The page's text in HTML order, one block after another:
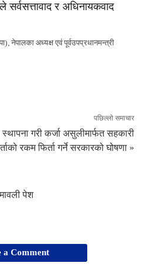
र अधिनायकवाद
नेपालका अध्यक्ष एवं पूर्वउपप्रधानमन्त्री
पछिल्लो समाचार
गरी कर्जा असुलीमार्फत सहकारी
रकम फिर्ता गर्ने सरकारको घोषणा »
पेश
a Comment